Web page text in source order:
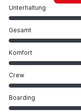
Unterhaltung
Gesamt
Komfort
Crew
Boarding